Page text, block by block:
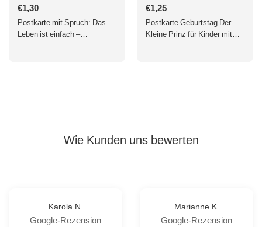
Normaler
Preis
€1,30
Postkarte mit Spruch: Das
Leben ist einfach –
Normaler
Preis
€1,25
Postkarte Geburtstag Der
Kleine Prinz für Kinder mit
Wie Kunden uns bewerten
Karola N.
Google-Rezension
Marianne K.
Google-Rezension